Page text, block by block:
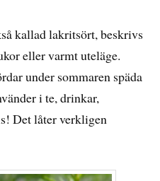
kallad lakritsört, beskrivs
eller varmt uteläge.
under sommaren späda
i te, drinkar,
Det låter verkligen